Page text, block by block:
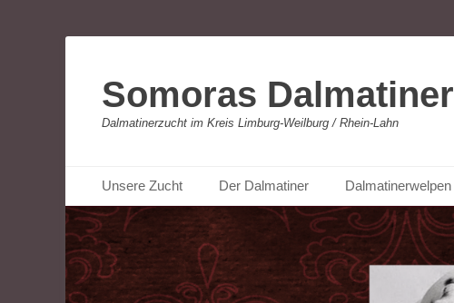
Somoras Dalmatiner
Dalmatinerzucht im Kreis Limburg-Weilburg / Rhein-Lahn
Primäres Menü
Inhalt
springen
Unsere Zucht Der Dalmatiner Dalmatinerwelpen